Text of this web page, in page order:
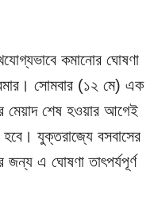
কমানোর ঘোষণা
সোমবার (১২ মে) এক
মেয়াদ শেষ হওয়ার আগেই
হবে। যুক্তরাজ্যে বসবাসের
জন্য এ ঘোষণা তাৎপর্যপূর্ণ